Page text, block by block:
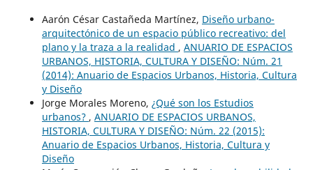
Aarón César Castañeda Martínez, Diseño urbano-
arquitectónico de un espacio público recreativo: del
plano y la traza a la realidad , ANUARIO DE ESPACIOS
URBANOS, HISTORIA, CULTURA Y DISEÑO: Núm. 21
(2014): Anuario de Espacios Urbanos, Historia, Cultura
y Diseño
Jorge Morales Moreno, ¿Qué son los Estudios
urbanos? , ANUARIO DE ESPACIOS URBANOS,
HISTORIA, CULTURA Y DISEÑO: Núm. 22 (2015):
Anuario de Espacios Urbanos, Historia, Cultura y
Diseño